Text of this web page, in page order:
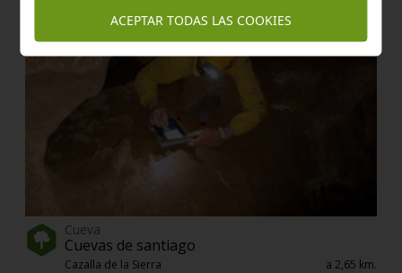
Cueva
Cuevas de santiago
Cazalla de la Sierra a 2,65 km.
ACEPTAR TODAS LAS COOKIES